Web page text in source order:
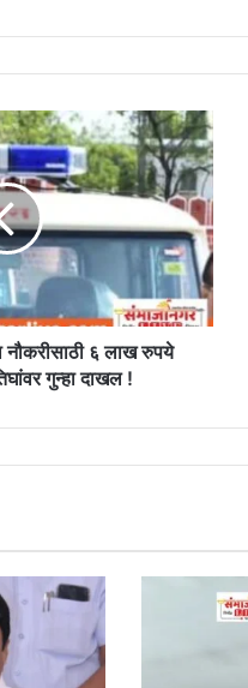
नौकरीसाठी ६ लाख रुपये
गुन्हा दाखल !